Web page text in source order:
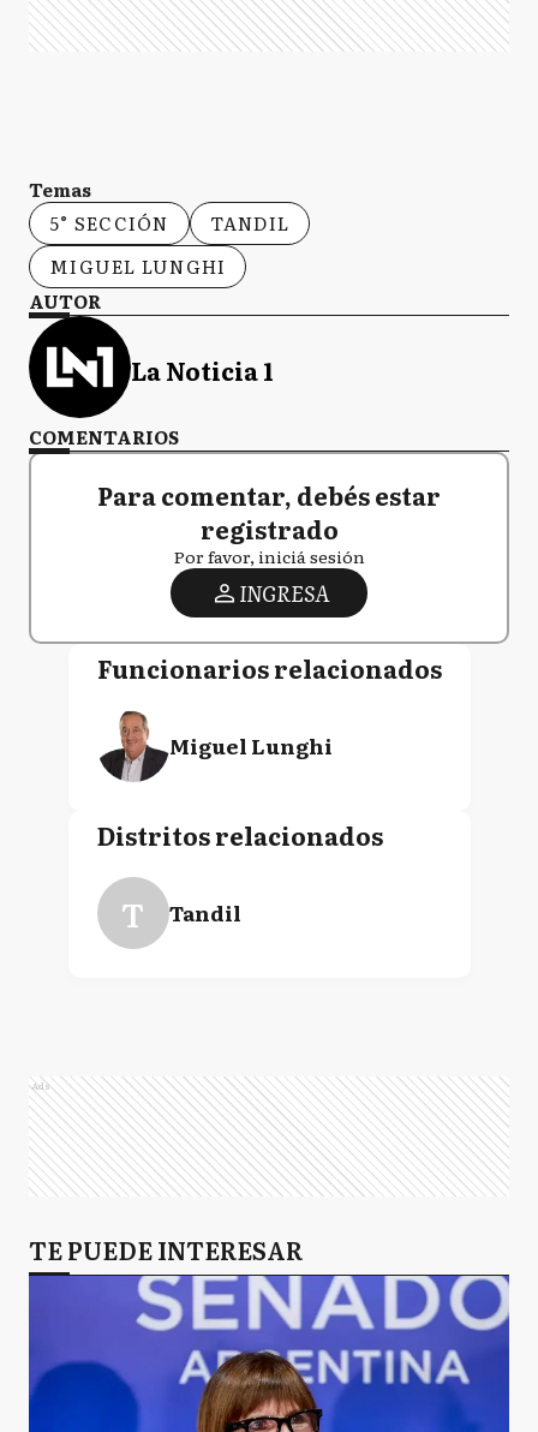
Temas
5° SECCIÓN
TANDIL
MIGUEL LUNGHI
AUTOR
La Noticia 1
COMENTARIOS
Para comentar, debés estar
registrado
Por favor, iniciá sesión
INGRESA
Funcionarios relacionados
Miguel Lunghi
Distritos relacionados
T Tandil
Ads
TE PUEDE INTERESAR